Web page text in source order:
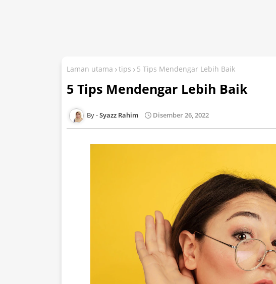
Laman utama tips 5 Tips Mendengar Lebih Baik
5 Tips Mendengar Lebih Baik
Syazz Rahim Disember 26, 2022